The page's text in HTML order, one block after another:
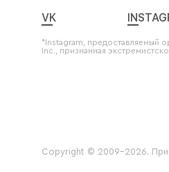
VK
*Instagram, предоставляемый
Inc., признанная
Copyright © 2009-2026. При